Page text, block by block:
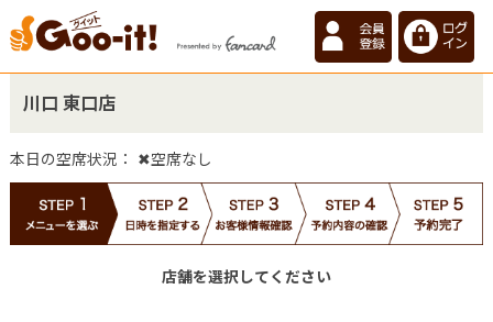
川口 東口店
本日の空席状況： ✖空席なし
店舗を選択してください